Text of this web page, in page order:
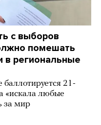
с выборов
помешать
в региональные
баллотируется 21-
«искала любые
за мир